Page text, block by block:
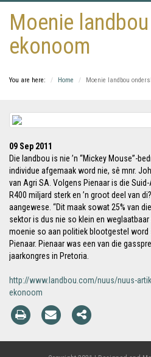
Moenie
ekonoom
You are here: Home Moenie landbou
09 Sep 2011
Die landbou is nie ’n “Mickey Mouse”-
individue afgemaak word nie, sê mnr.
van Agri SA. Volgens Pienaar is die
R400 miljard sterk en ’n groot deel van
aangewese. “Dit maak sowat 25% van
sektor is dus nie so klein en
moenie so aan politiek blootgestel word
Pienaar. Pienaar was een van die
jaarkongres in Pretoria.
http://www.landbou.com/nuus/nuus-
ekonoom